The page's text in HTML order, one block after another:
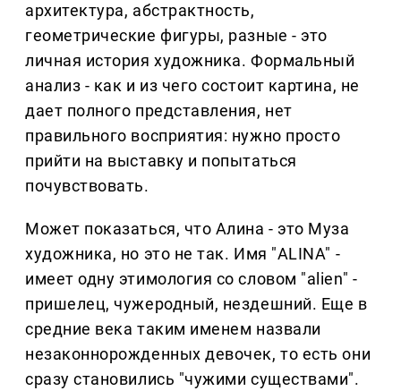
архитектура, абстрактность,
геометрические фигуры, разные - это
личная история художника. Формальный
анализ - как и из чего состоит картина, не
дает полного представления, нет
правильного восприятия: нужно просто
прийти на выставку и попытаться
почувствовать.
Может показаться, что Алина - это Муза
художника, но это не так. Имя "ALINA" -
имеет одну этимология со словом "alien" -
пришелец, чужеродный, нездешний. Еще в
средние века таким именем назвали
незаконнорожденных девочек, то есть они
сразу становились "чужими существами".